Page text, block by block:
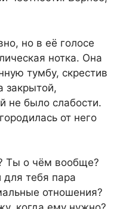
но в её голосе
нотка. Она
тумбу, скрестив
закрытой,
не было слабости.
от него
Ты о чём вообще?
тебя пара
отношения?